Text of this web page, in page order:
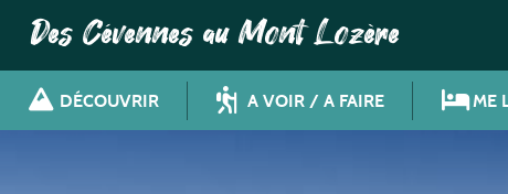
Des Cévennes au Mont Lozère
DÉCOUVRIR A VOIR / A FAIRE ME